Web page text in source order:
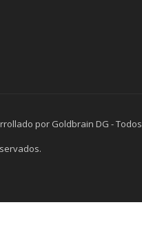
por Goldbrain DG - Todos